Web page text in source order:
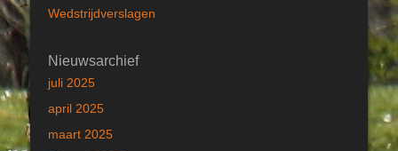
Wedstrijdverslagen
Nieuwsarchief
juli 2025
april 2025
maart 2025